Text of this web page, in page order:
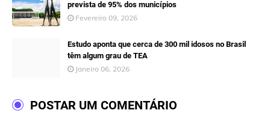
prevista de 95% dos municípios
Fevereiro 09, 2026
Estudo aponta que cerca de 300 mil idosos no Brasil
têm algum grau de TEA
Janeiro 06, 2026
POSTAR UM COMENTÁRIO